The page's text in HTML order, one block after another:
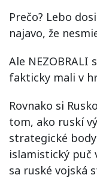
Prečo? Lebo
najavo, že
Ale NEZOBRALI
fakticky mali v
Rovnako si
tom, ako ruskí
strategické
islamistický puč
sa ruské vojská